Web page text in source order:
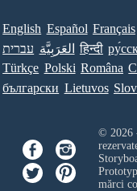
English Español Français
עברית العَرَبِيَّة हिन्दी
Türkçe Polski Româna
български Lietuvos
© 2026
mărci